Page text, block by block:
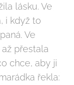
lásku. Ve
i když to
Ve
přestala
chce, aby ji
řekla: